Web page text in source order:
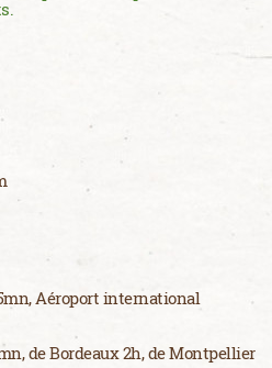
Aéroport international
de Bordeaux 2h, de Montpellier